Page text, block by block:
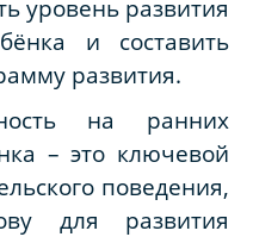
уровень развития
и составить
развития.
на ранних
– это ключевой
поведения,
для развития